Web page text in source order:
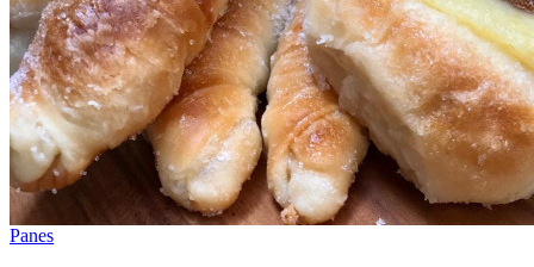
Panes